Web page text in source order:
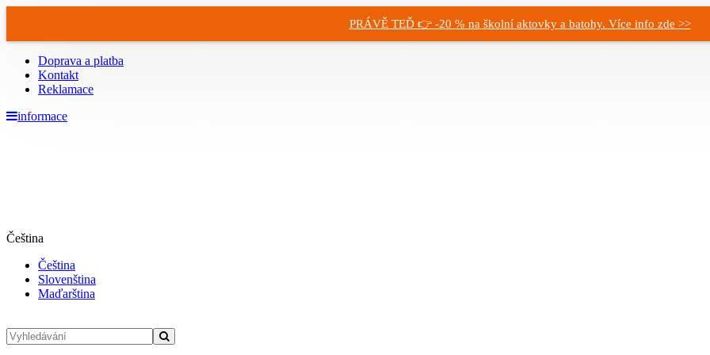
PRÁVĚ TEĎ 👉 -20 % na školní aktovky a batohy. Více info zde >>
Doprava a platba
Kontakt
Reklamace
informace
Čeština
Čeština
Slovenština
Maďarština